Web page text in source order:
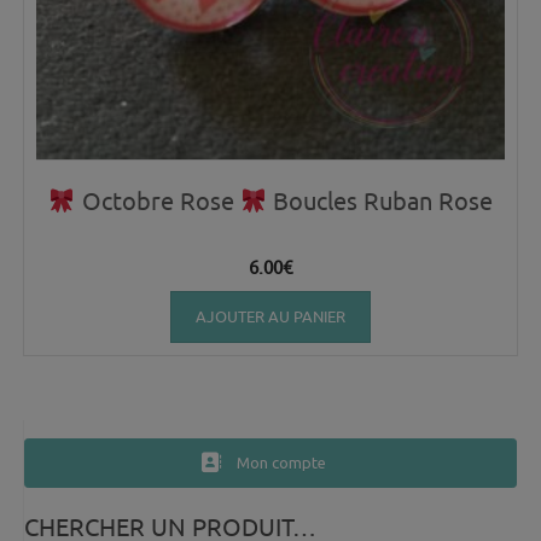
Octobre Rose Boucles Ruban Rose
6.00€
AJOUTER AU PANIER
Mon compte
CHERCHER UN PRODUIT…